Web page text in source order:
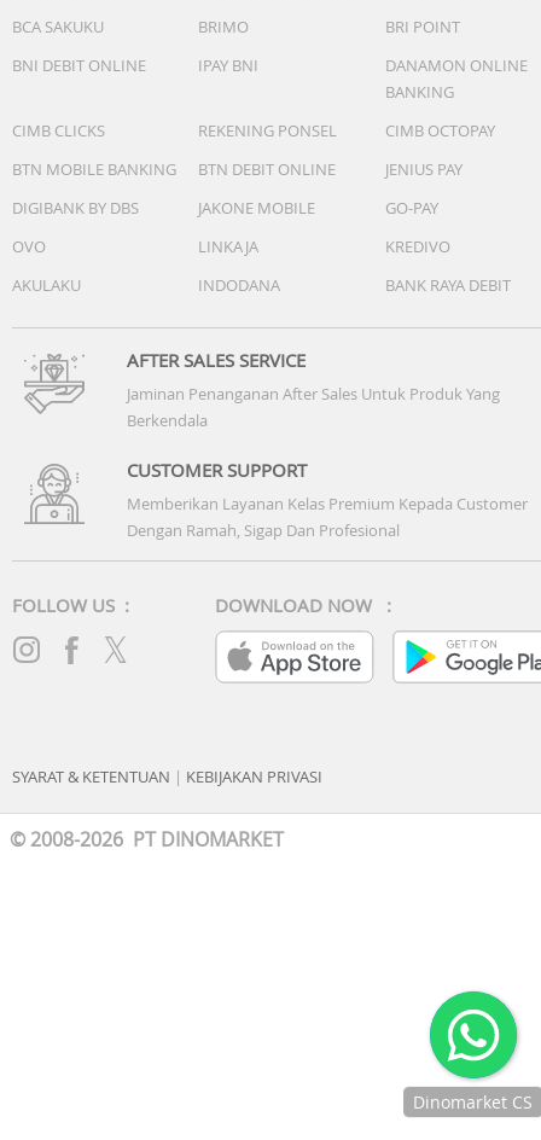
BCA SAKUKU
BRIMO
BRI POINT
BNI DEBIT ONLINE
IPAY BNI
DANAMON ONLINE
BANKING
CIMB CLICKS
REKENING PONSEL
CIMB OCTOPAY
BTN MOBILE BANKING
BTN DEBIT ONLINE
JENIUS PAY
DIGIBANK BY DBS
JAKONE MOBILE
GO-PAY
OVO
LINKAJA
KREDIVO
AKULAKU
INDODANA BANK RAYA DEBIT
AFTER SALES SERVICE
Jaminan Penanganan After Sales Untuk Produk Yang
Berkendala
CUSTOMER SUPPORT
Memberikan Layanan Kelas Premium Kepada Customer
Dengan Ramah, Sigap Dan Profesional
FOLLOW US : DOWNLOAD NOW :
SYARAT & KETENTUAN | KEBIJAKAN PRIVASI
© 2008-2026 PT DINOMARKET
Dinomarket CS